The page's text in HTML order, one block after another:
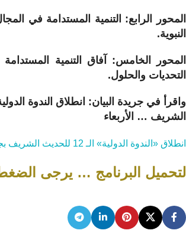
المحور الرابع: التنمية المستدامة في
النبوية.
المحور الخامس: آفاق التنمية المستدامة
التحديات والحلول.
الشريف … الأربعاء
انطلاق «الندوة الدولية» الـ 12 للحديث الشريف بجامعة الوصل غداً
لتحميل البرنامج … يرجى